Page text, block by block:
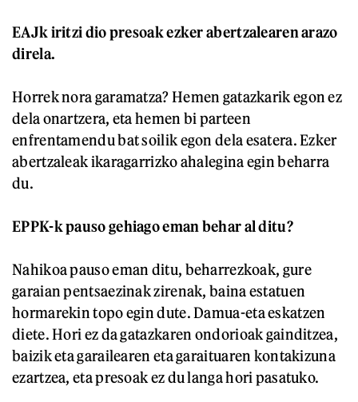
EAJk iritzi dio presoak ezker abertzalearen arazo
direla.
Horrek nora garamatza? Hemen gatazkarik egon ez
dela onartzera, eta hemen bi parteen
enfrentamendu bat soilik egon dela esatera. Ezker
abertzaleak ikaragarrizko ahalegina egin beharra
du.
EPPK-k pauso gehiago eman behar al ditu?
Nahikoa pauso eman ditu, beharrezkoak, gure
garaian pentsaezinak zirenak, baina estatuen
hormarekin topo egin dute. Damua-eta eskatzen
diete. Hori ez da gatazkaren ondorioak gainditzea,
baizik eta garailearen eta garaituaren kontakizuna
ezartzea, eta presoak ez du langa hori pasatuko.